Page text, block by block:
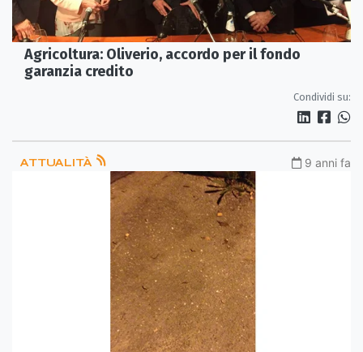
Agricoltura: Oliverio, accordo per il fondo
garanzia credito
Condividi su:
ATTUALITÀ 9 anni fa